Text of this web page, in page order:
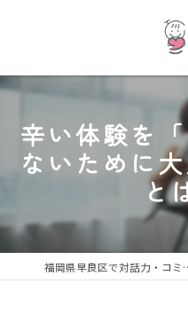
辛い体験を
ないために
と
福岡県早良区で対話力・コ